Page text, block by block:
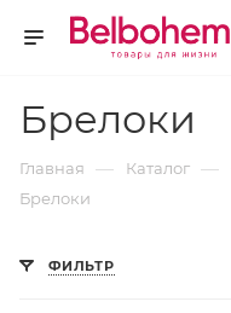
Брелоки
Главная — Каталог —
Брелоки
ФИЛЬТР